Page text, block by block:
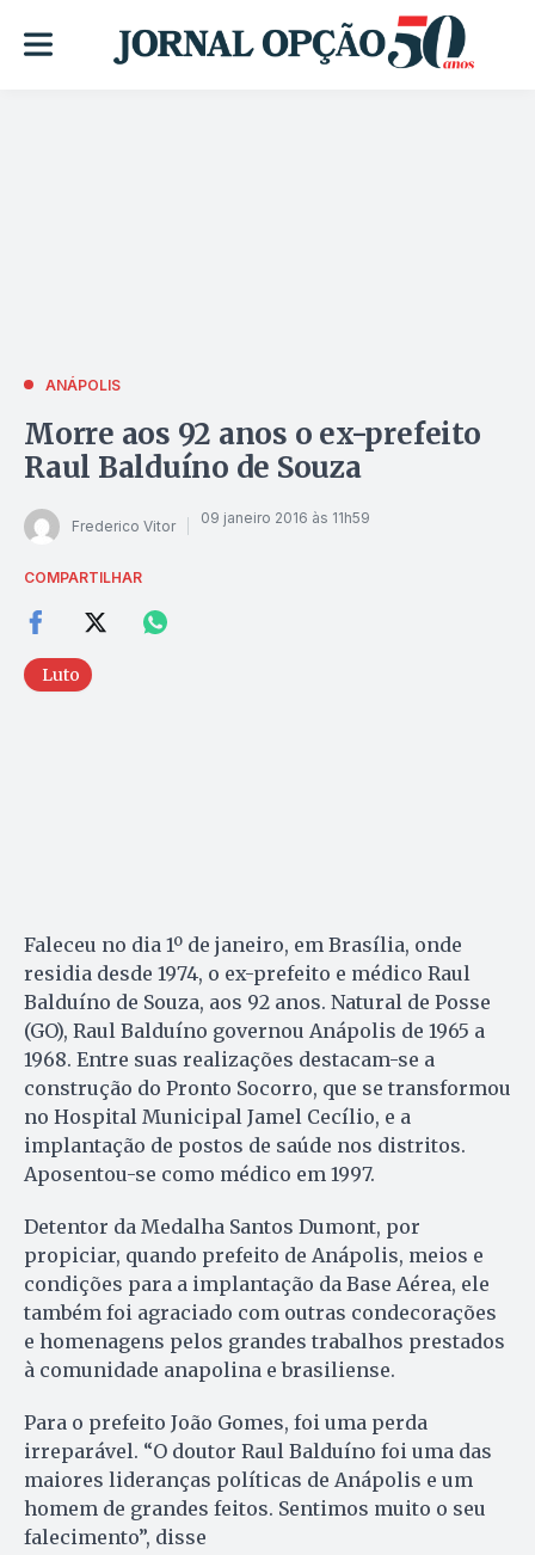
ANÁPOLIS
Morre aos 92 anos o ex-prefeito
Raul Balduíno de Souza
Frederico Vitor 09 janeiro 2016 às 11h59
COMPARTILHAR
Luto
Faleceu no dia 1º de janeiro, em Brasília, onde
residia desde 1974, o ex-prefeito e médico Raul
Balduíno de Souza, aos 92 anos. Natural de Posse
(GO), Raul Balduíno governou Anápolis de 1965 a
1968. Entre suas realizações destacam-se a
construção do Pronto Socorro, que se transformou
no Hospital Municipal Jamel Cecílio, e a
implantação de postos de saúde nos distritos.
Aposentou-se como médico em 1997.
Detentor da Medalha Santos Dumont, por
propiciar, quando prefeito de Anápolis, meios e
condições para a implantação da Base Aérea, ele
também foi agraciado com outras condecorações
e homenagens pelos grandes trabalhos prestados
à comunidade anapolina e brasiliense.
Para o prefeito João Gomes, foi uma perda
irreparável. “O doutor Raul Balduíno foi uma das
maiores lideranças políticas de Anápolis e um
homem de grandes feitos. Sentimos muito o seu
falecimento”, disse